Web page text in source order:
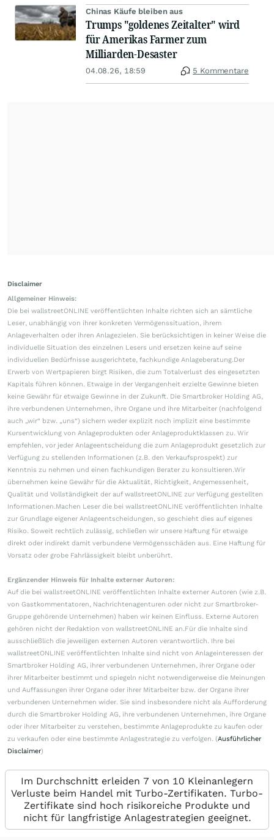
Chinas Käufe bleiben aus
Trumps "goldenes Zeitalter" wird
für Amerikas Farmer zum
Milliarden-Desaster
04.08.26, 18:59 5 Kommentare
Disclaimer
Allgemeiner Hinweis:
Die bei wallstreetONLINE veröffentlichten Inhalte richten sich an sämtliche
Leser, unabhängig von ihrer konkreten Vermögenssituation, ihrem
Anlageverhalten oder ihren Anlagezielen. Sie berücksichtigen in keiner Weise die
individuelle Situation des einzelnen Lesers und ersetzen keine auf seine
individuellen Bedürfnisse ausgerichtete, fachkundige Anlageberatung.Der
Erwerb von Wertpapieren birgt Risiken, die zum Totalverlust des eingesetzten
Kapitals führen können. Etwaige in der Vergangenheit erzielte Gewinne bieten
keine Gewähr für etwaige Gewinne in der Zukunft. Die Smartbroker Holding AG,
ihre verbundenen Unternehmen, ihre Organe und ihre Mitarbeiter (nachfolgend
auch „wir“ bzw. „uns“) sichern weder explizit noch implizit eine bestimmte
Kursentwicklung von Anlageprodukten oder Anlageproduktklassen zu. Wir
empfehlen, vor jeder Anlageentscheidung die zum Anlageprodukt gesetzlich zur
Verfügung zu stellenden Informationen (z.B. den Verkaufsprospekt) zur
Kenntnis zu nehmen und einen fachkundigen Berater zu konsultieren.Wir
übernehmen keine Gewähr für die Aktualität, Richtigkeit, Angemessenheit,
Qualität und Vollständigkeit der auf wallstreetONLINE zur Verfügung gestellten
Informationen.Machen Leser die bei wallstreetONLINE veröffentlichten Inhalte
zur Grundlage eigener Anlageentscheidungen, so geschieht dies auf eigenes
Risiko. Soweit rechtlich zulässig, schließen wir unsere Haftung für etwaige
direkt oder indirekt damit verbundene Vermögensschäden aus. Eine Haftung für
Vorsatz oder grobe Fahrlässigkeit bleibt unberührt.
Ergänzender Hinweis für Inhalte externer Autoren:
Auf die bei wallstreetONLINE veröffentlichten Inhalte externer Autoren (wie z.B.
von Gastkommentatoren, Nachrichtenagenturen oder nicht zur Smartbroker-
Gruppe gehörende Unternehmen) haben wir keinen Einfluss. Externe Autoren
gehören nicht der Redaktion von wallstreetONLINE an.Für die Inhalte sind
ausschließlich die jeweiligen externen Autoren verantwortlich. Ihre bei
wallstreetONLINE veröffentlichten Inhalte sind nicht von Anlageinteressen der
Smartbroker Holding AG, ihrer verbundenen Unternehmen, ihrer Organe oder
ihrer Mitarbeiter bestimmt und spiegeln nicht notwendigerweise die Meinungen
und Auffassungen ihrer Organe oder ihrer Mitarbeiter bzw. der Organe ihrer
verbundenen Unternehmen wider. Sie sind insbesondere nicht als Aufforderung
durch die Smartbroker Holding AG, ihre verbundenen Unternehmen, ihre Organe
oder ihrer Mitarbeiter zu verstehen, bestimmte Anlageprodukte zu kaufen oder
zu verkaufen oder eine bestimmte Anlagestrategie zu verfolgen. (Ausführlicher
Disclaimer)
Im Durchschnitt erleiden 7 von 10 Kleinanlegern
Verluste beim Handel mit Turbo-Zertifikaten. Turbo-
Zertifikate sind hoch risikoreiche Produkte und
nicht für langfristige Anlagestrategien geeignet.